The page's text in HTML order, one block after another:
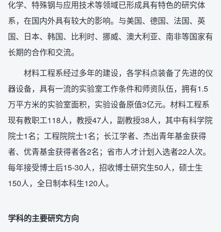
化学、特殊钢与应用技术等领域已形成具有特色的研究体
系，在国内外具有较大的影响。与美国、德国、法国、英
国、日本、韩国、比利时、挪威、澳大利亚、南非等国家有
长期的合作和交流。
材料工程系经过多年的建设，各学科点装备了先进的仪
器设备，具有一流的实验室工作条件和师资队伍，拥有1.5
万平方米的实验室面积，实验设备原值3亿元。材料工程系
现有教职工118人，教授47人，副教授38人，其中有科学院
院士1名；工程院院士1名；长江学者、杰出青年基金获得
者、优青基金获得者各2名；省市人才计划入选者22人次。
每年接受博士后15-30人，招收博士研究生50人，硕士生
150人，全日制本科生120人。
学科的主要研究方向